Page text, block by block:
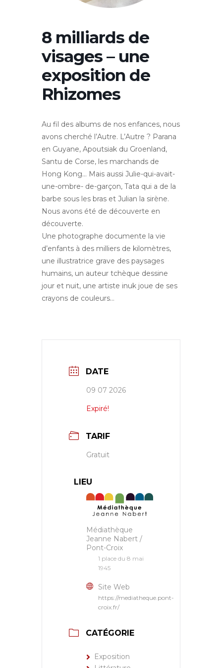
8 milliards de
visages – une
exposition de
Rhizomes
Au fil des albums de nos enfances, nous
avons cherché l’Autre. L’Autre ? Parana
en Guyane, Apoutsiak du Groenland,
Santu de Corse, les marchands de
Hong Kong… Mais aussi Julie-qui-avait-
une-ombre- de-garçon, Tata qui a de la
barbe sous les bras et Julian la sirène.
Nous avons été de découverte en
découverte.
Une photographe documente la vie
d’enfants à des milliers de kilomètres,
une illustratrice grave des paysages
humains, un auteur tchèque dessine
jour et nuit, une artiste inuk joue de ses
crayons de couleurs…
DATE
09 07 2026
Expiré!
TARIF
Gratuit
LIEU
Médiathèque
Jeanne Nabert /
Pont-Croix
1 place du 8 mai
1945
Site Web
https://mediatheque.pont-
croix.fr/
CATÉGORIE
Exposition